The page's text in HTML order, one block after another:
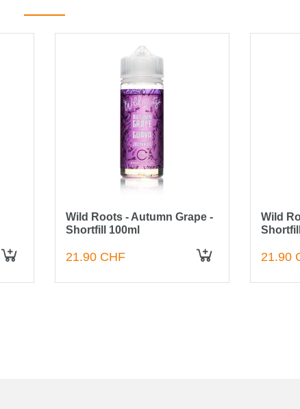
Wild Roots - Autumn Grape -
Shortfill 100ml
21.90 CHF
Wild
21.90